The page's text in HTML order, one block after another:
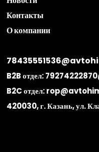
Контакты
О компании
B2B отдел:
B2C отдел:
420030, г. Казань, ул.